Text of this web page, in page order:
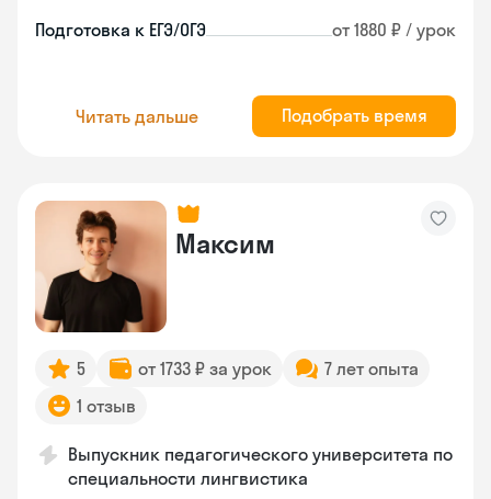
Подготовка к ЕГЭ/ОГЭ от 1880 ₽ / урок
Читать дальше Подобрать время
Максим
5 от 1733 ₽ за урок
7 лет опыта
1 отзыв
Выпускник педагогического университета по
специальности лингвистика